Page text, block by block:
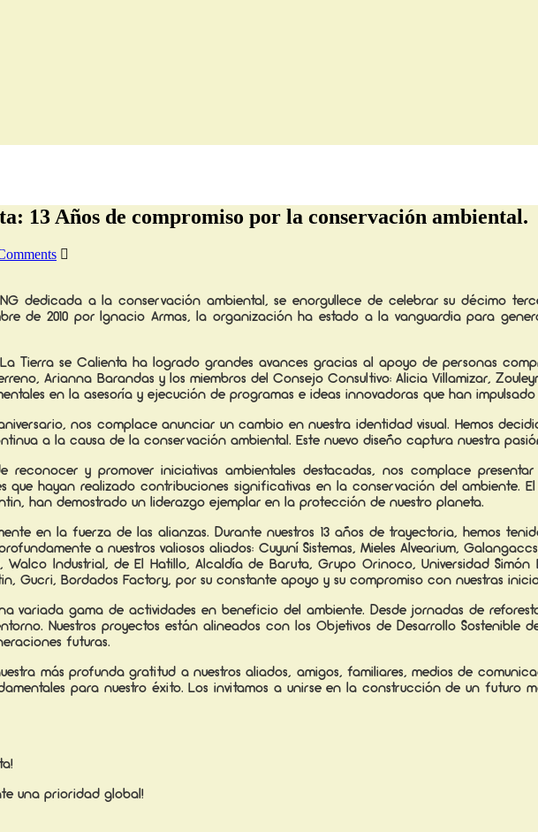
13 Años de compromiso por la conservación ambiental.
dedicada a la conservación ambiental, se enorgullece de celebrar su décimo
de 2010 por Ignacio Armas, la organización ha estado a la vanguardia para
Tierra se Calienta ha logrado grandes avances gracias al apoyo de personas
Arianna Barandas y los miembros del Consejo Consultivo: Alicia Villamizar,
en la asesoría y ejecución de programas e ideas innovadoras que han
nos complace anunciar un cambio en nuestra identidad visual. Hemos
a la causa de la conservación ambiental. Este nuevo diseño captura nuestra
reconocer y promover iniciativas ambientales destacadas, nos complace
que hayan realizado contribuciones significativas en la conservación del ambiente.
han demostrado un liderazgo ejemplar en la protección de nuestro planeta.
en la fuerza de las alianzas. Durante nuestros 13 años de trayectoria, hemos
a nuestros valiosos aliados: Cuyuní Sistemas, Mieles Alvearium,
Walco Industrial, de El Hatillo, Alcaldía de Baruta, Grupo Orinoco, Universidad
Gucri, Bordados Factory, por su constante apoyo y su compromiso con nuestras
variada gama de actividades en beneficio del ambiente. Desde jornadas de
Nuestros proyectos están alineados con los Objetivos de Desarrollo Sostenible
futuras.
más profunda gratitud a nuestros aliados, amigos, familiares, medios de
para nuestro éxito. Los invitamos a unirse en la construcción de un
una prioridad global!